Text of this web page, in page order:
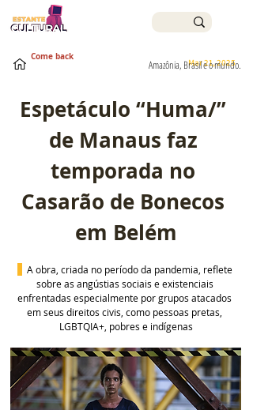
Mar 21, 2025
Amazônia, Brasil e o mundo.
Come back
Espetáculo “Huma/”
de Manaus faz
temporada no
Casarão de Bonecos
em Belém
A obra, criada no período da pandemia, reflete
sobre as angústias sociais e existenciais
enfrentadas especialmente por grupos atacados
em seus direitos civis, como pessoas pretas,
LGBTQIA+, pobres e indígenas